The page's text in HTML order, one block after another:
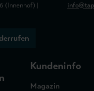
(Innenhof) |
Kundeninfo
Magazin